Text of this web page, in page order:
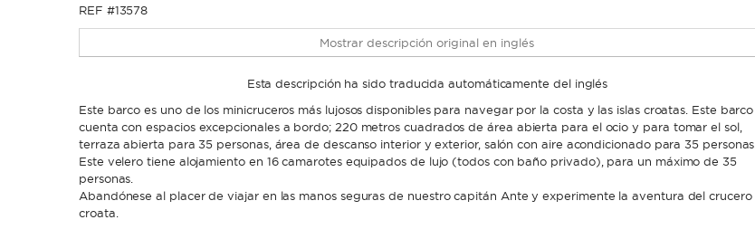
REF #13578
Mostrar descripción original en inglés
Esta descripción ha sido traducida automáticamente del inglés
Este barco es uno de los minicruceros más lujosos disponibles para navegar por la costa y las islas croatas. Este barco
cuenta con espacios excepcionales a bordo; 220 metros cuadrados de área abierta para el ocio y para tomar el sol,
terraza abierta para 35 personas, área de descanso interior y exterior, salón con aire acondicionado para 35 personas.
Este velero tiene alojamiento en 16 camarotes equipados de lujo (todos con baño privado), para un máximo de 35
personas.
Abandónese al placer de viajar en las manos seguras de nuestro capitán Ante y experimente la aventura del crucero
croata.